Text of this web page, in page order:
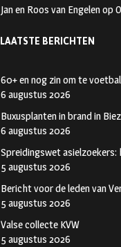
Jan en Roos van Engelenop
LAATSTE BERICHTEN
60+ en nog zin om te
6 augustus 2026
Buxusplanten in brand in
6 augustus 2026
Spreidingswet asielzoekers:
5 augustus 2026
Bericht voor de leden van
5 augustus 2026
Valse collecte KVW
5 augustus 2026